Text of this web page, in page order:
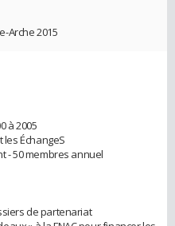
Arche 2015
à 2005
ÉchangeS
- 50 membres annuel
de partenariat